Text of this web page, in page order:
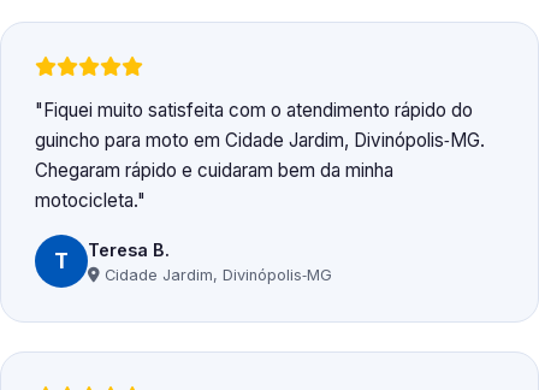
Fiquei muito satisfeita com o atendimento rápido do
guincho para moto em Cidade Jardim, Divinópolis‑MG.
Chegaram rápido e cuidaram bem da minha
motocicleta.
T Teresa B.
Cidade Jardim, Divinópolis‑MG